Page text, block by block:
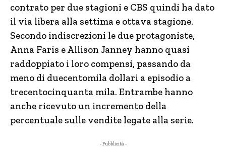
contrato per due stagioni e CBS quindi ha dato
il via libera alla settima e ottava stagione.
Secondo indiscrezioni le due protagoniste,
Anna Faris e Allison Janney hanno quasi
raddoppiato i loro compensi, passando da
meno di duecentomila dollari a episodio a
trecentocinquanta mila. Entrambe hanno
anche ricevuto un incremento della
percentuale sulle vendite legate alla serie.
- Pubblicità -